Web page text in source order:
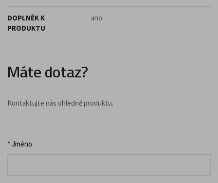
DOPLNĚK K
PRODUKTU
ano
Máte dotaz?
Kontaktujte nás ohledně produktu.
*Jméno